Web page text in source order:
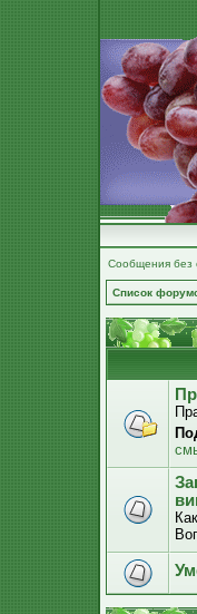
Сообщения без
Список